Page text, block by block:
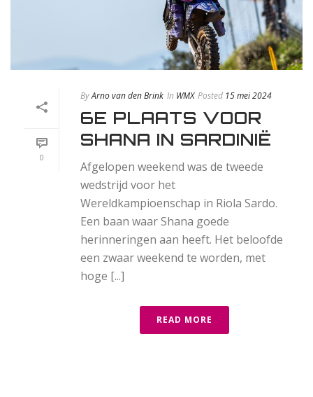
0
ByArno van den Brink In WMX Posted 15 mei 2024
6E PLAATS VOOR
SHANA IN SARDINIË
Afgelopen weekend was de tweede
wedstrijd voor het
Wereldkampioenschap in Riola Sardo.
Een baan waar Shana goede
herinneringen aan heeft. Het beloofde
een zwaar weekend te worden, met
hoge [...]
READ MORE